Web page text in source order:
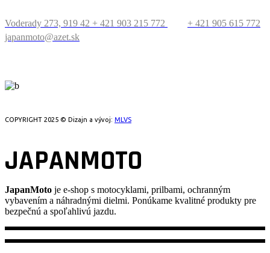
Voderady 273, 919 42 + 421 903 215 772
+ 421 905 615 772
japanmoto@azet.sk
COPYRIGHT 2025 © Dizajn a vývoj: MLVS
JAPANMOTO
JapanMoto je e-shop s motocyklami, prilbami, ochranným
vybavením a náhradnými dielmi. Ponúkame kvalitné produkty pre
bezpečnú a spoľahlivú jazdu.